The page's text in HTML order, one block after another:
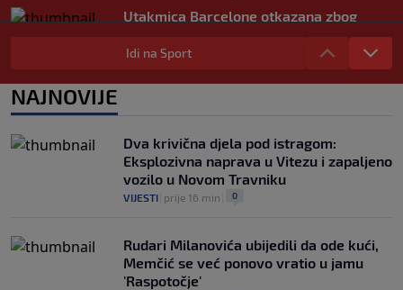
Utakmica Barcelone otkazana zbog
NOGOMET|prije 3 h
FS Norveške poručio Infantinu: Odlazi,
Idi na Sport
NAJNOVIJE
Dva krivična djela pod istragom:
Eksplozivna naprava u Vitezu i zapaljeno
vozilo u Novom Travniku
VIJESTI prije 16 min 0
Rudari Milanovića ubijedili da ode kući,
Memčić se već ponovo vratio u jamu
'Raspotočje'